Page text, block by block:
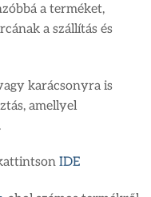
a terméket,
a szállítás és
karácsonyra is
amellyel
IDE